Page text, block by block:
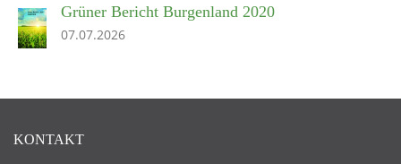
Grüner Bericht Burgenland 2020
07.07.2026
KONTAKT